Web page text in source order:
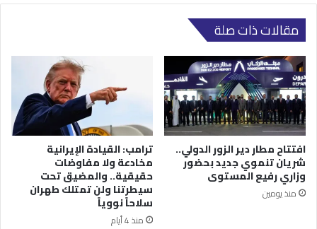
مقالات ذات صلة
افتتاح مطار دير الزور الدولي..
شريان تنموي جديد بحضور
وزاري رفيع المستوى
منذ يومين
ترامب: القيادة الإيرانية
مخادعة ولا مفاوضات
حقيقية.. والمضيق تحت
سيطرتنا ولن تمتلك طهران
سلاحاً نووياً
منذ 4 أيام